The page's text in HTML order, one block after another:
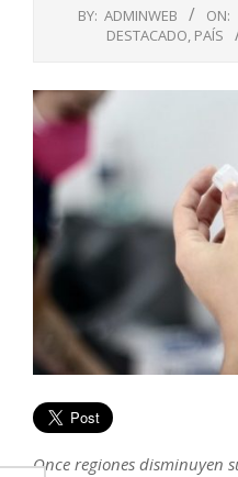
BY: ADMINWEB ON:
DESTACADO, PAÍS
Once regiones disminuyen